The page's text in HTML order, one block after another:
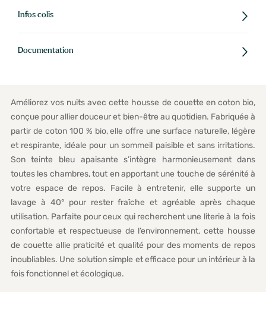
Infos colis
Documentation
Améliorez vos nuits avec cette housse de couette en coton bio,
conçue pour allier douceur et bien-être au quotidien. Fabriquée à
partir de coton 100 % bio, elle offre une surface naturelle, légère
et respirante, idéale pour un sommeil paisible et sans irritations.
Son teinte bleu apaisante s’intègre harmonieusement dans
toutes les chambres, tout en apportant une touche de sérénité à
votre espace de repos. Facile à entretenir, elle supporte un
lavage à 40° pour rester fraîche et agréable après chaque
utilisation. Parfaite pour ceux qui recherchent une literie à la fois
confortable et respectueuse de l’environnement, cette housse
de couette allie praticité et qualité pour des moments de repos
inoubliables. Une solution simple et efficace pour un intérieur à la
fois fonctionnel et écologique.